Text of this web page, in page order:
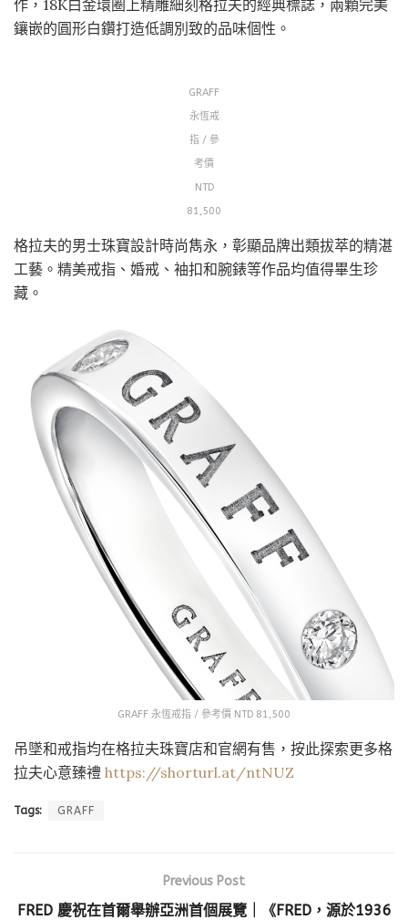
作，18K白金環圈上精雕細刻格拉夫的經典標誌，兩顆完美
鑲嵌的圓形白鑽打造低調別致的品味個性。
GRAFF
永恆戒
指 / 參
考價
NTD
81,500
格拉夫的男士珠寶設計時尚雋永，彰顯品牌出類拔萃的精湛
工藝。精美戒指、婚戒、袖扣和腕錶等作品均值得畢生珍
藏。
GRAFF 永恆戒指 / 參考價 NTD 81,500
吊墜和戒指均在格拉夫珠寶店和官網有售，按此探索更多格
拉夫心意臻禮 https://shorturl.at/ntNUZ
Tags: GRAFF
Previous Post
FRED 慶祝在首爾舉辦亞洲首個展覽｜《FRED，源於1936